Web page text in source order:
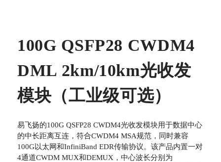
100G QSFP28 CWDM4
DML 2km/10km光收发
模块（工业级可选）
易飞扬的100G QSFP28 CWDM4光收发模块用于数据中心
的中长距离互连，符合CWDM4 MSA规范，同时兼容
100G以太网和InfiniBand EDR传输协议。该产品内置一对
4通道CWDM MUX和DEMUX，中心波长分别为